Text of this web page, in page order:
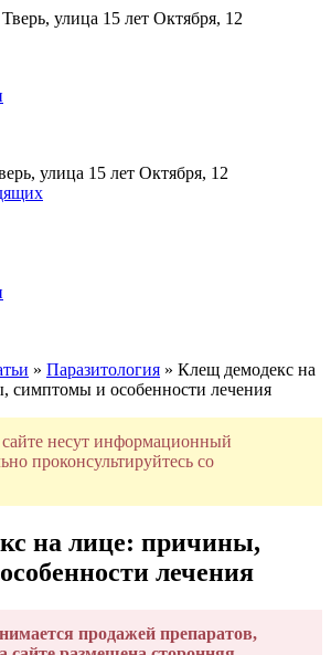
Тверь, улица 15 лет Октября, 12
улица 15 лет Октября, 12
» Паразитология » Клещ демодекс на
симптомы и особенности лечения
несут информационный
проконсультируйтесь со
на лице: причины,
лечения
продажей препаратов,